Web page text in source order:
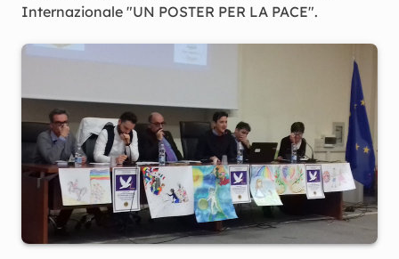
Internazionale "UN POSTER PER LA PACE".